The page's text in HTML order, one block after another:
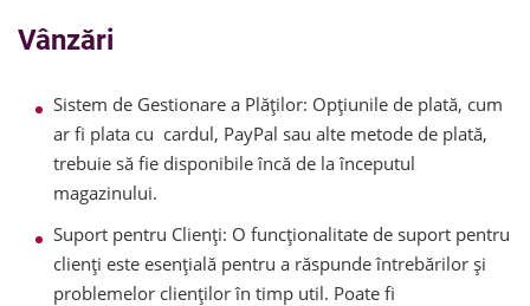
Vânzări
Sistem de Gestionare a Plăților: Opțiunile de plată, cum
ar fi plata cu cardul, PayPal sau alte metode de plată,
trebuie să fie disponibile încă de la începutul
magazinului.
Suport pentru Clienți: O funcționalitate de suport pentru
clienți este esențială pentru a răspunde întrebărilor și
problemelor clienților în timp util. Poate fi